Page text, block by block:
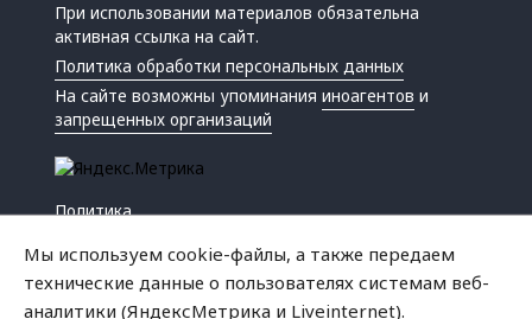
При использовании материалов обязательна
активная ссылка на сайт.
Политика обработки персональных данных
На сайте возможны упоминанияиноагентов и
запрещенных организаций
Политика
Мы используем cookie-файлы, а также передаем
технические данные о пользователях системам веб-
аналитики (ЯндексМетрика и Liveinternet).